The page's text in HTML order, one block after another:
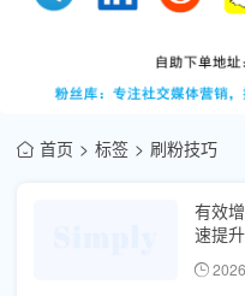
首页 标签 刷粉技巧
有效
速提